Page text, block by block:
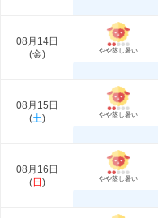
08月14日
(金) やや蒸し暑い
08月15日
(土) やや蒸し暑い
08月16日
(日 ) やや蒸し暑い